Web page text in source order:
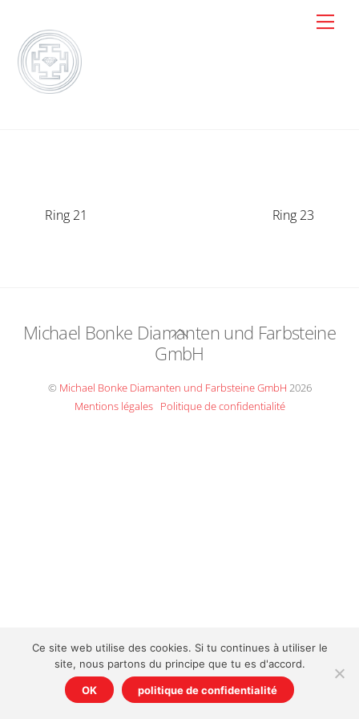
content
Ring 21 Ring 23
Back
To
Michael Bonke Diamanten und Farbsteine
GmbH
© Michael Bonke Diamanten und Farbsteine GmbH 2026
Mentions légales Politique de confidentialité
Ce site web utilise des cookies. Si tu continues à utiliser le
site, nous partons du principe que tu es d'accord.
OK politique de confidentialité